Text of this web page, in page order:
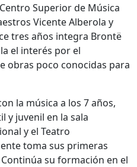
Superior de Música
Vicente Alberola y
tres años integra Brontë
el interés por el
obras poco conocidas para
la música a los 7 años,
y juvenil en la sala
y el Teatro
toma sus primeras
su formación en el